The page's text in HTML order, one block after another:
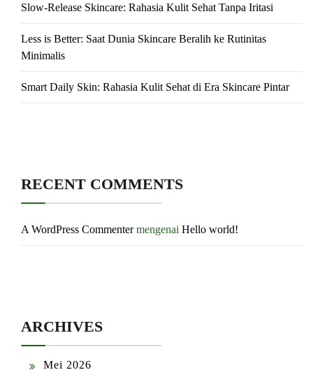
Slow-Release Skincare: Rahasia Kulit Sehat Tanpa Iritasi
Less is Better: Saat Dunia Skincare Beralih ke Rutinitas
Minimalis
Smart Daily Skin: Rahasia Kulit Sehat di Era Skincare Pintar
RECENT COMMENTS
A WordPress Commentermengenai Hello world!
ARCHIVES
Mei 2026